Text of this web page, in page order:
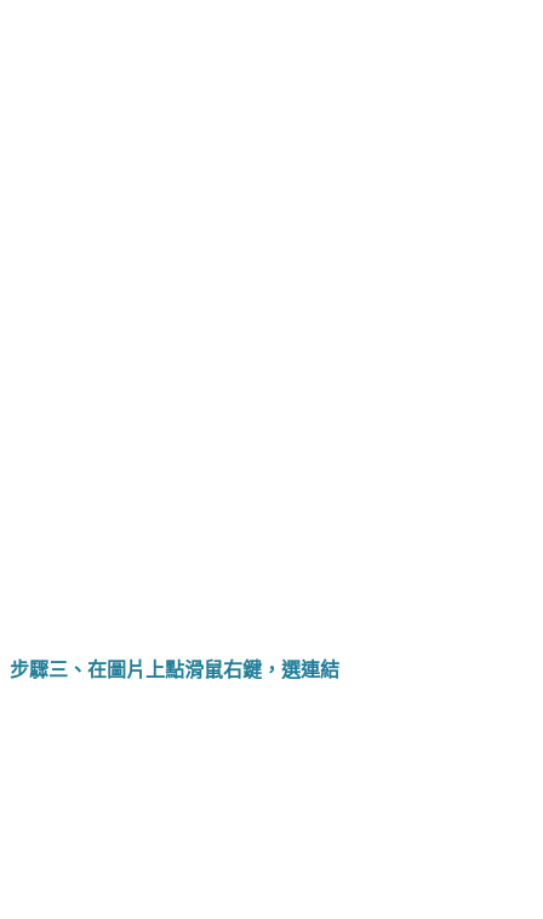
步驟三、在圖片上點滑鼠右鍵，選連結